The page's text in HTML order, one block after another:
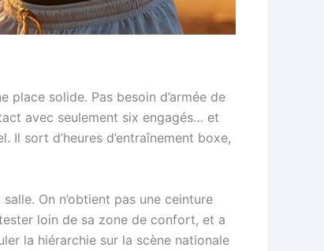
place solide. Pas besoin d’armée de
avec seulement six engagés… et
Il sort d’heures d’entraînement boxe,
On n’obtient pas une ceinture
loin de sa zone de confort, et a
la hiérarchie sur la scène nationale